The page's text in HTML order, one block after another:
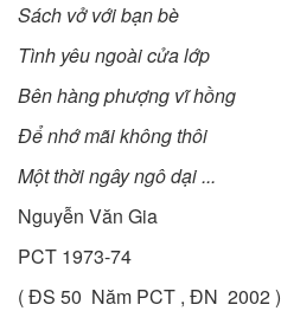
Sách vở với bạn bè
Tình yêu ngoài cửa lớp
Bên hàng phượng vĩ hồng
Để nhớ mãi không thôi
Một thời ngây ngô dại ...
Nguyễn Văn Gia
PCT 1973-74
( ĐS 50 Năm PCT , ĐN 2002 )